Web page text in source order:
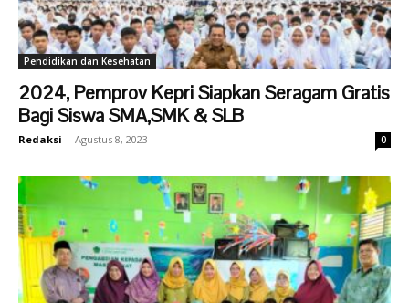
Pendidikan dan Kesehatan
2024, Pemprov Kepri Siapkan Seragam Gratis
Bagi Siswa SMA,SMK & SLB
Redaksi - Agustus 8, 2023 0